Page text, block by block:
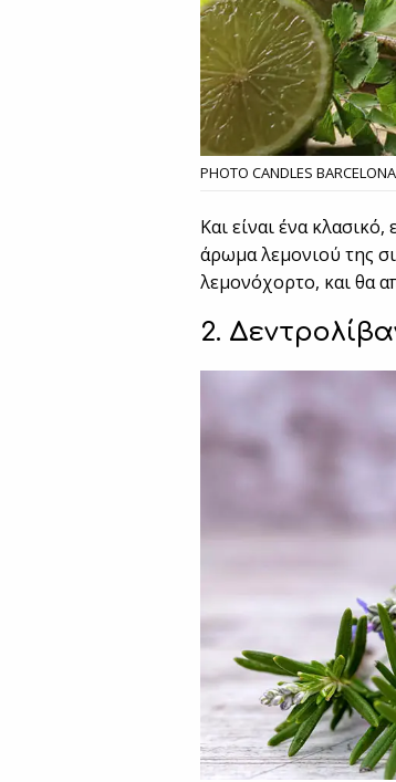
PHOTO CANDLES BARCELONA
Και είναι ένα
άρωμα λεμονιού της
λεμονόχορτο, και θα
2.